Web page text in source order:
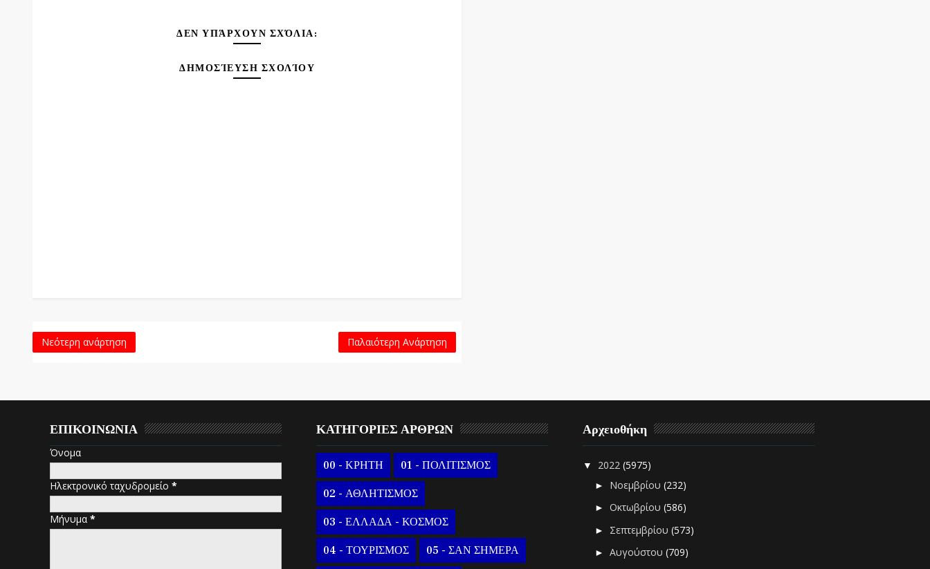
ΔΕΝ ΥΠΆΡΧΟΥΝ ΣΧΌΛΙΑ:
ΔΗΜΟΣΊΕΥΣΗ ΣΧΟΛΊΟΥ
Νεότερη ανάρτηση Παλαιότερη Ανάρτηση
ΕΠΙΚΟΙΝΩΝΙΑ
Όνομα
Ηλεκτρονικό ταχυδρομείο *
Μήνυμα *
ΚΑΤΗΓΟΡΙΕΣ ΑΡΘΡΩΝ
00 - ΚΡΗΤΗ 01 - ΠΟΛΙΤΙΣΜΟΣ
02 - ΑΘΛΗΤΙΣΜΟΣ
03 - ΕΛΛΑΔΑ - ΚΟΣΜΟΣ
04 - ΤΟΥΡΙΣΜΟΣ 05 - ΣΑΝ ΣΗΜΕΡΑ
Αρχειοθήκη
▼ 2022 (5975)
► Νοεμβρίου (232)
► Οκτωβρίου (586)
► Σεπτεμβρίου (573)
► Αυγούστου (709)